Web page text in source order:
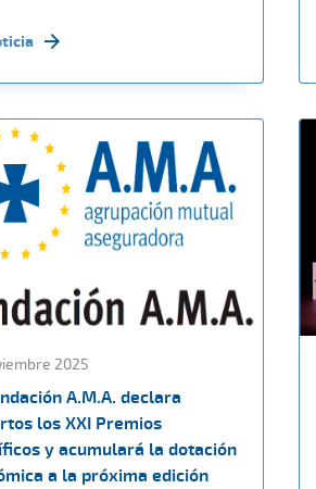
2025
A.M.A. declara
los XXI Premios
y acumulará la dotación
a la próxima edición